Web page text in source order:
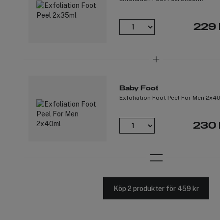
229
Baby Foot
Exfoliation Foot Peel For Men
230
Köp 2 produkter för 459 kr